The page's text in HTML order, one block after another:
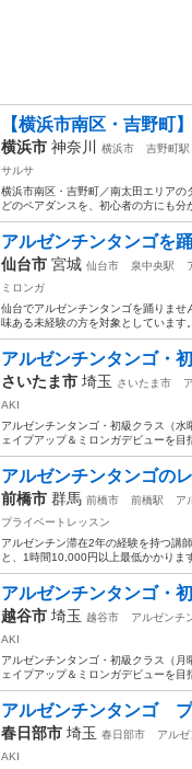
【横浜市南区・吉野町
横浜市 神奈川 横浜市 吉野町駅
サルサ
横浜市南区・吉野町／南太田エリア
どのペアダンスを、初心者の方にも分
アルゼンチンタンゴを
仙台市 宮城 仙台市 泉中央駅
ミロンガ
仙台でアルゼンチンタンゴを踊りま
味ある未経験の方を対象としています
アルゼンチンタンゴ・
さいたま市 埼玉 さいたま市
AKI
アルゼンチンタンゴ・初級クラス（
ェイプアップ＆ミロンガデビューを
アルゼンチンタンゴの
前橋市 群馬 前橋市 前橋駅
ア
プライベートレッスン
アルゼンチン滞在2年の経験を持つ講
と、1時間10,000円以上最低かかりま
アルゼンチンタンゴ・
越谷市 埼玉 越谷市
アルゼンチ
AKI
アルゼンチンタンゴ・初級クラス（
ェイプアップ＆ミロンガデビューを
アルゼンチンタンゴ
春日部市 埼玉 春日部市
アル
AKI